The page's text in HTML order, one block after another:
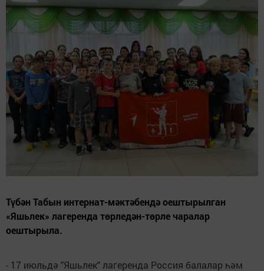
Түбән Табын интернат-мәктәбендә оештырылган
«Яшьлек» лагеренда төрледән-төрле чаралар
оештырыла.
- 17 июльдә "Яшьлек" лагеренда Россия балалар һәм